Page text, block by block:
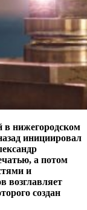
в нижегородском
инициировал
а потом
и
возглавляет
создан